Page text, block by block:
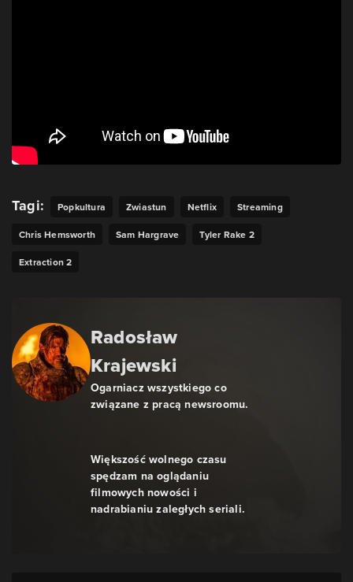
Tagi: Popkultura Zwiastun Netflix
Streaming
Chris Hemsworth
Sam Hargrave
Tyler Rake 2
Extraction 2
Radosław
Krajewski
Ogarniacz wszystkiego co
związane z pracą newsroomu.
Większość wolnego czasu
spędzam na oglądaniu
filmowych nowości i
nadrabianiu zaległych seriali.